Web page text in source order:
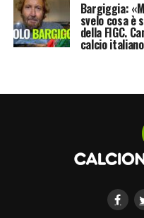
Bargiggia:
svelo cosa è
della FIGC.
calcio